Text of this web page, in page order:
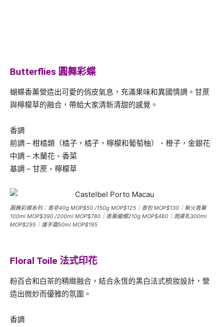
Butterflies 圓舞彩蝶
蝴蝶香薰營造出可愛的俏皮氣息，充滿果味和異國情調。甘蔗
與檸檬草的融合，帶給大家清新清甜的感覺。
香調
前調 – 柑橘類（橘子，橘子，檸檬和葡萄柚）、橙子，金銀花
中調 – 木蘭花、香菜
基調 – 甘蔗、檸檬草
圓舞彩蝶系列：香皂40g MOP$50 /150g MOP$125｜香包 MOP$130｜無火香薰
100ml MOP$390 /200ml MOP$780｜香薰蠟燭210g MOP$480｜潤膚乳300ml
MOP$295｜護手霜50ml MOP$195
Floral Toile 法式印花
粉百合和白茶的精緻融合，結合永恆的黑白法式梳妝設計，營
造出微妙而優雅的氛圍。
香調